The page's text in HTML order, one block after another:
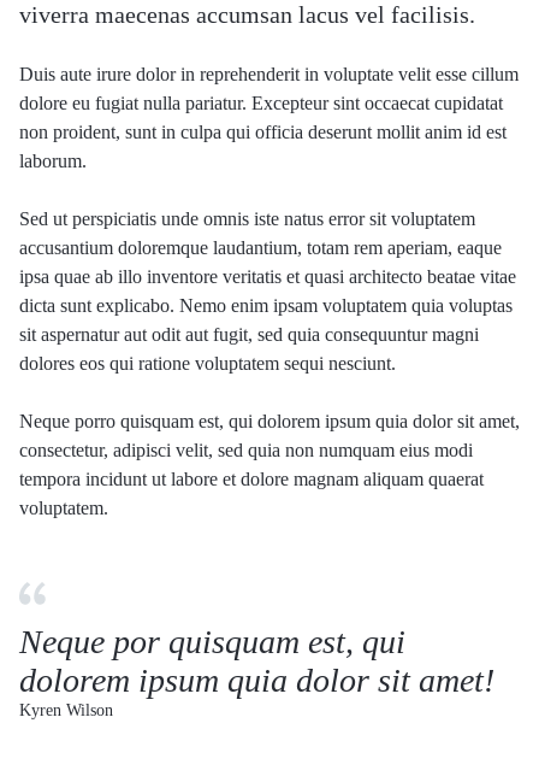
viverra maecenas accumsan lacus vel facilisis.
Duis aute irure dolor in reprehenderit in voluptate velit esse cillum
dolore eu fugiat nulla pariatur. Excepteur sint occaecat cupidatat
non proident, sunt in culpa qui officia deserunt mollit anim id est
laborum.
Sed ut perspiciatis unde omnis iste natus error sit voluptatem
accusantium doloremque laudantium, totam rem aperiam, eaque
ipsa quae ab illo inventore veritatis et quasi architecto beatae vitae
dicta sunt explicabo. Nemo enim ipsam voluptatem quia voluptas
sit aspernatur aut odit aut fugit, sed quia consequuntur magni
dolores eos qui ratione voluptatem sequi nesciunt.
Neque porro quisquam est, qui dolorem ipsum quia dolor sit amet,
consectetur, adipisci velit, sed quia non numquam eius modi
tempora incidunt ut labore et dolore magnam aliquam quaerat
voluptatem.
Neque por quisquam est, qui
dolorem ipsum quia dolor sit amet!
Kyren Wilson